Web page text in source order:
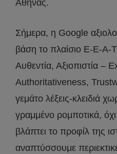
Αθήνας.
Σήμερα, η Google
βάση το πλαίσιο E-E-A-
Αυθεντία, Αξιοπιστία –
Authoritativeness,
γεμάτο λέξεις-κλειδιά
γραμμένο ρομποτικά,
βλάπτει το προφίλ της
αναπτύσσουμε